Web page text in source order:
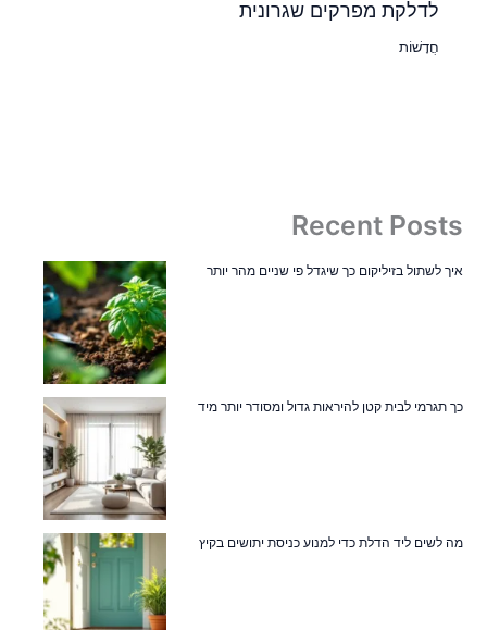
לדלקת מפרקים שגרונית
חֲדָשׁוֹת
Recent Posts
איך לשתול בזיליקום כך שיגדל פי שניים מהר יותר
כך תגרמי לבית קטן להיראות גדול ומסודר יותר מיד
מה לשים ליד הדלת כדי למנוע כניסת יתושים בקיץ